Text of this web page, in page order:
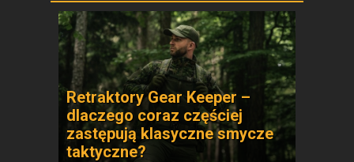
Retraktory Gear Keeper –
dlaczego coraz częściej
zastępują klasyczne smycze
taktyczne?